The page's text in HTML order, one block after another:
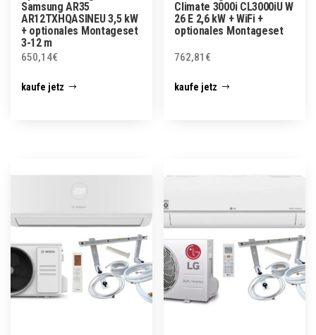
Samsung AR35
AR12TXHQASINEU 3,5 kW
+ optionales Montageset
3-12 m
650,14€
kaufe jetz
Climate 3000i CL3000iU W
26 E 2,6 kW + WiFi +
optionales Montageset
762,81 €
kaufe jetz